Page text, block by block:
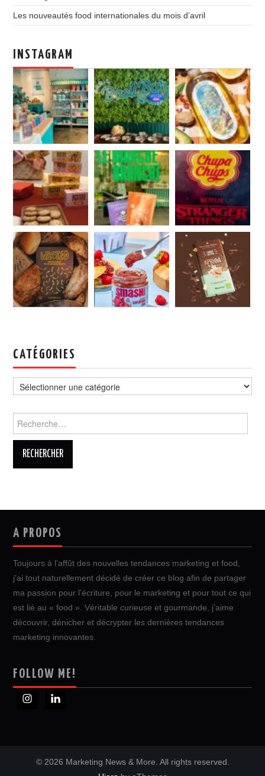
Les nouveautés food internationales du mois d’avril
INSTAGRAM
CATÉGORIES
A PROPOS
Toujours à l’affût des nouvelles tendances marketing et food,
j’ai tout naturellement décidé de créer ce blog afin de partager
ma passion pour l’écriture, pour le marketing et pour tout ce qui
est lié au « food ». Véritable curieuse et gourmande, j’aime
découvrir, dénicher et décrypter les dernières tendances
marketing innovantes.
FOLLOW ME!
© 2026 Marketing News & More. All rights reserved.